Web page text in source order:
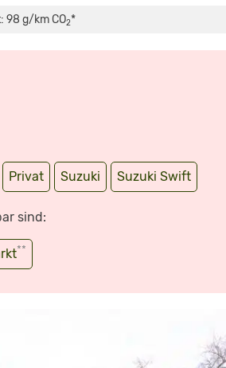
98 g/km CO2*
Privat Suzuki Suzuki Swift
sind:
**